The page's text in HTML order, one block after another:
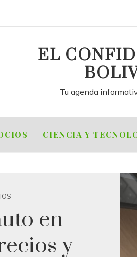
EL
Tu agenda
CIENCIA Y
en
y